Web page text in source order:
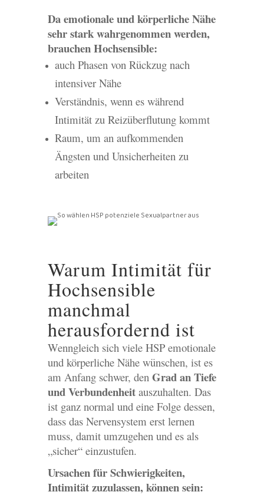
Da emotionale und körperliche Nähe
sehr stark wahrgenommen werden,
brauchen Hochsensible:
auch Phasen von Rückzug nach
intensiver Nähe
Verständnis, wenn es während
Intimität zu Reizüberflutung kommt
Raum, um an aufkommenden
Ängsten und Unsicherheiten zu
arbeiten
Warum Intimität für
Hochsensible
manchmal
herausfordernd ist
Wenngleich sich viele HSP emotionale
und körperliche Nähe wünschen, ist es
am Anfang schwer, den Grad an Tiefe
und Verbundenheitauszuhalten. Das
ist ganz normal und eine Folge dessen,
dass das Nervensystem erst lernen
muss, damit umzugehen und es als
„sicher“ einzustufen.
Ursachen für Schwierigkeiten,
Intimität zuzulassen, können sein: